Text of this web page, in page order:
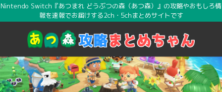
Nintendo Switch『あつまれ どうぶつの森（あつ森）』の攻略やおもしろ情
報を速報でお届けする2ch・5chまとめサイトです